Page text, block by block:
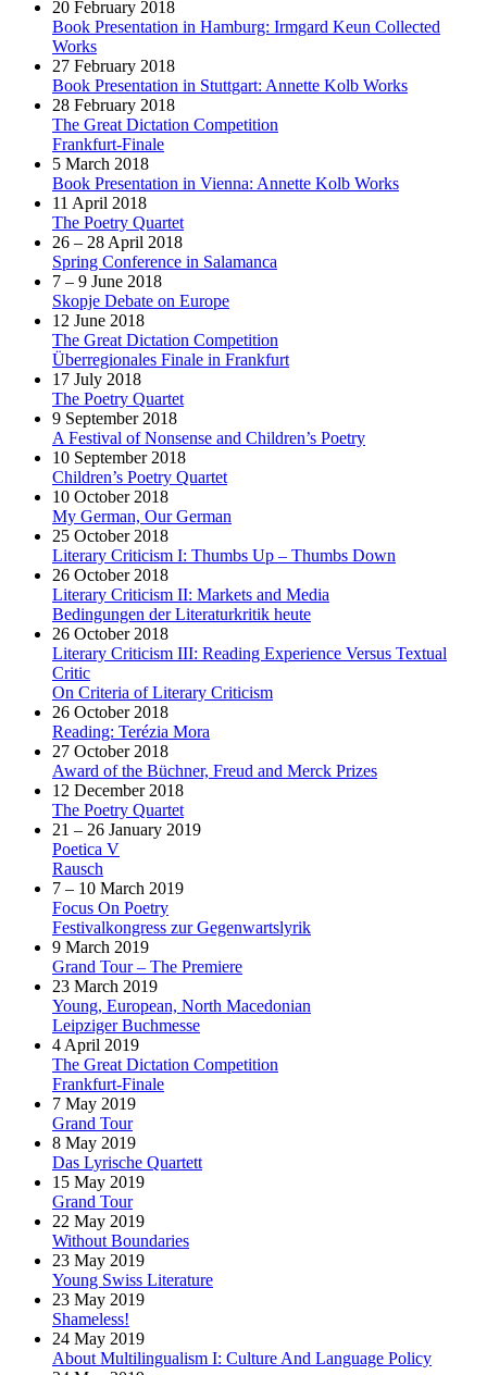
20 February 2018
Book Presentation in Hamburg: Irmgard Keun Collected
Works
27 February 2018
Book Presentation in Stuttgart: Annette Kolb Works
28 February 2018
The Great Dictation Competition
Frankfurt-Finale
5 March 2018
Book Presentation in Vienna: Annette Kolb Works
11 April 2018
The Poetry Quartet
26 – 28 April 2018
Spring Conference in Salamanca
7 – 9 June 2018
Skopje Debate on Europe
12 June 2018
The Great Dictation Competition
Überregionales Finale in Frankfurt
17 July 2018
The Poetry Quartet
9 September 2018
A Festival of Nonsense and Children’s Poetry
10 September 2018
Children’s Poetry Quartet
10 October 2018
My German, Our German
25 October 2018
Literary Criticism I: Thumbs Up – Thumbs Down
26 October 2018
Literary Criticism II: Markets and Media
Bedingungen der Literaturkritik heute
26 October 2018
Literary Criticism III: Reading Experience Versus Textual
Critic
On Criteria of Literary Criticism
26 October 2018
Reading: Terézia Mora
27 October 2018
Award of the Büchner, Freud and Merck Prizes
12 December 2018
The Poetry Quartet
21 – 26 January 2019
Poetica V
Rausch
7 – 10 March 2019
Focus On Poetry
Festivalkongress zur Gegenwartslyrik
9 March 2019
Grand Tour – The Premiere
23 March 2019
Young, European, North Macedonian
Leipziger Buchmesse
4 April 2019
The Great Dictation Competition
Frankfurt-Finale
7 May 2019
Grand Tour
8 May 2019
Das Lyrische Quartett
15 May 2019
Grand Tour
22 May 2019
Without Boundaries
23 May 2019
Young Swiss Literature
23 May 2019
Shameless!
24 May 2019
About Multilingualism I: Culture And Language Policy